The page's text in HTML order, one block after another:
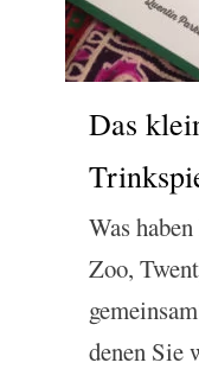
Das
Was
Zoo,
denen Sie